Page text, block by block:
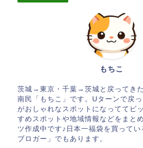
もちこ
茨城→東京・千葉→茨城と戻ってき
南民「もちこ」です。Uターンで戻
がおしゃれなスポットになっててビ
すめスポットや地域情報などをまと
ツ作成中です♪日本一福袋を買って
ブロガー」でもあります。